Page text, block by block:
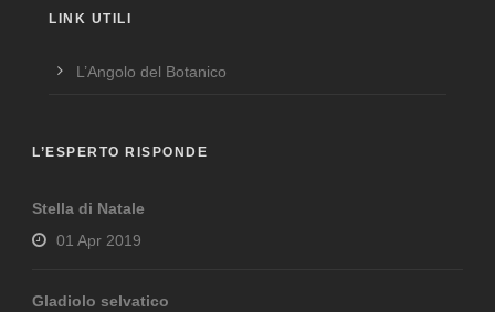
LINK UTILI
L’Angolo del Botanico
L’ESPERTO RISPONDE
Stella di Natale
01 Apr 2019
Gladiolo selvatico